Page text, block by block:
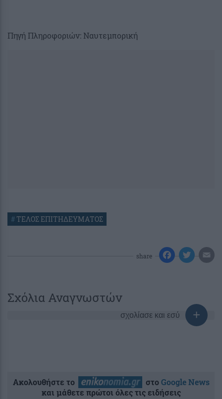
Πηγή Πληροφοριών: Ναυτεμπορική
# ΤΕΛΟΣ ΕΠΙΤΗΔΕΥΜΑΤΟΣ
share
Σχόλια Αναγνωστών
σχολίασε και εσύ
Ακολουθήστε το στοGoogle News
και μάθετε πρώτοι όλες τις ειδήσεις